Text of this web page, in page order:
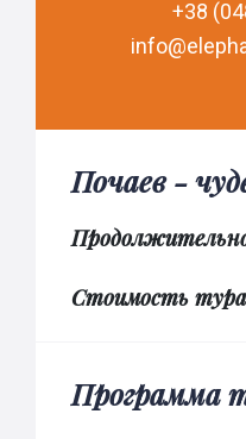
+38
Почаев -
Стоимость
Программа